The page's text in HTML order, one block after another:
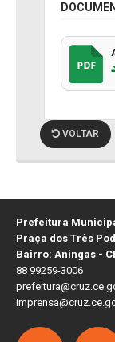
VOLTAR
Prefeitura
Praça dos Três
Bairro: Aningas -
88 99259-3006